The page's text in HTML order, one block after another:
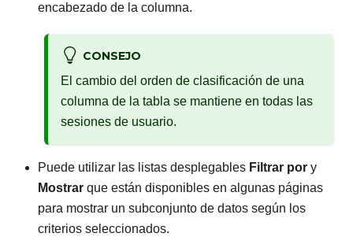
encabezado de la columna.
CONSEJO
El cambio del orden de clasificación de una
columna de la tabla se mantiene en todas las
sesiones de usuario.
Puede utilizar las listas desplegables Filtrar por y
Mostrar que están disponibles en algunas páginas
para mostrar un subconjunto de datos según los
criterios seleccionados.